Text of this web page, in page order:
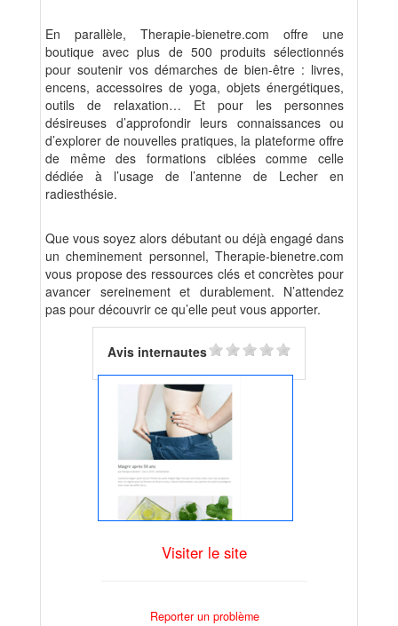
En parallèle, Therapie-bienetre.com offre une
boutique avec plus de 500 produits sélectionnés
pour soutenir vos démarches de bien-être : livres,
encens, accessoires de yoga, objets énergétiques,
outils de relaxation… Et pour les personnes
désireuses d’approfondir leurs connaissances ou
d’explorer de nouvelles pratiques, la plateforme offre
de même des formations ciblées comme celle
dédiée à l’usage de l’antenne de Lecher en
radiesthésie.
Que vous soyez alors débutant ou déjà engagé dans
un cheminement personnel, Therapie-bienetre.com
vous propose des ressources clés et concrètes pour
avancer sereinement et durablement. N’attendez
pas pour découvrir ce qu’elle peut vous apporter.
Avis internautes
Visiter le site
Reporter un problème